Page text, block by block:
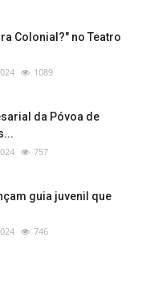
Colonial?" no Teatro
1089
da Póvoa de
757
guia juvenil que
746